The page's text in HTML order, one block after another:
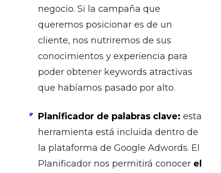
negocio. Si la campaña que
queremos posicionar es de un
cliente, nos nutriremos de sus
conocimientos y experiencia para
poder obtener keywords atractivas
que habíamos pasado por alto.
Planificador de palabras clave: esta
herramienta está incluida dentro de
la plataforma de Google Adwords. El
Planificador nos permitirá conocer el